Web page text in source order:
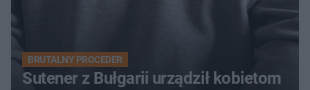
BRUTALNY PROCEDER
Sutener z Bułgarii urządził kobietom